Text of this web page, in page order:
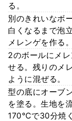
る。
別のきれいなボ
白くなるまで泡
メレンゲを作る。
2のボールにメ
せる。残りのメ
ように混ぜる。
型の底にオーブ
を塗る。生地を
170℃で30分焼く